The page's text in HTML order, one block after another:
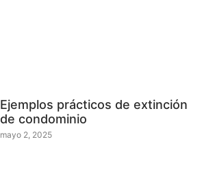
Ejemplos prácticos de extinción
de condominio
mayo 2, 2025